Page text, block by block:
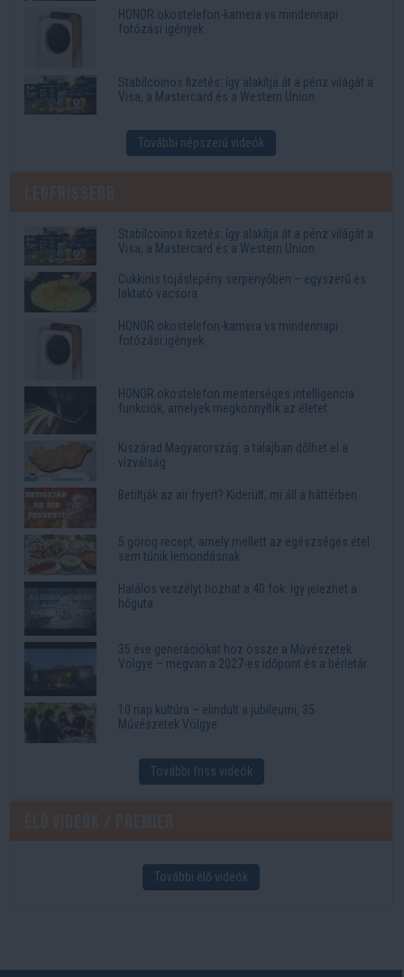
HONOR okostelefon-kamera vs mindennapi
fotózási igények
Stabilcoinos fizetés: így alakítja át a pénz világát a
Visa, a Mastercard és a Western Union
További népszerű videók
Stabilcoinos fizetés: így alakítja át a pénz világát a
Visa, a Mastercard és a Western Union
Cukkinis tojáslepény serpenyőben – egyszerű és
laktató vacsora
HONOR okostelefon-kamera vs mindennapi
fotózási igények
HONOR okostelefon mesterséges intelligencia
funkciók, amelyek megkönnyítik az életet
Kiszárad Magyarország: a talajban dőlhet el a
vízválság
Betiltják az air fryert? Kiderült, mi áll a háttérben
5 görög recept, amely mellett az egészséges étel
sem tűnik lemondásnak
Halálos veszélyt hozhat a 40 fok: így jelezhet a
hőguta
35 éve generációkat hoz össze a Művészetek
Völgye – megvan a 2027-es időpont és a bérletár
10 nap kultúra – elindult a jubileumi, 35.
Művészetek Völgye
További friss videók
További élő videók